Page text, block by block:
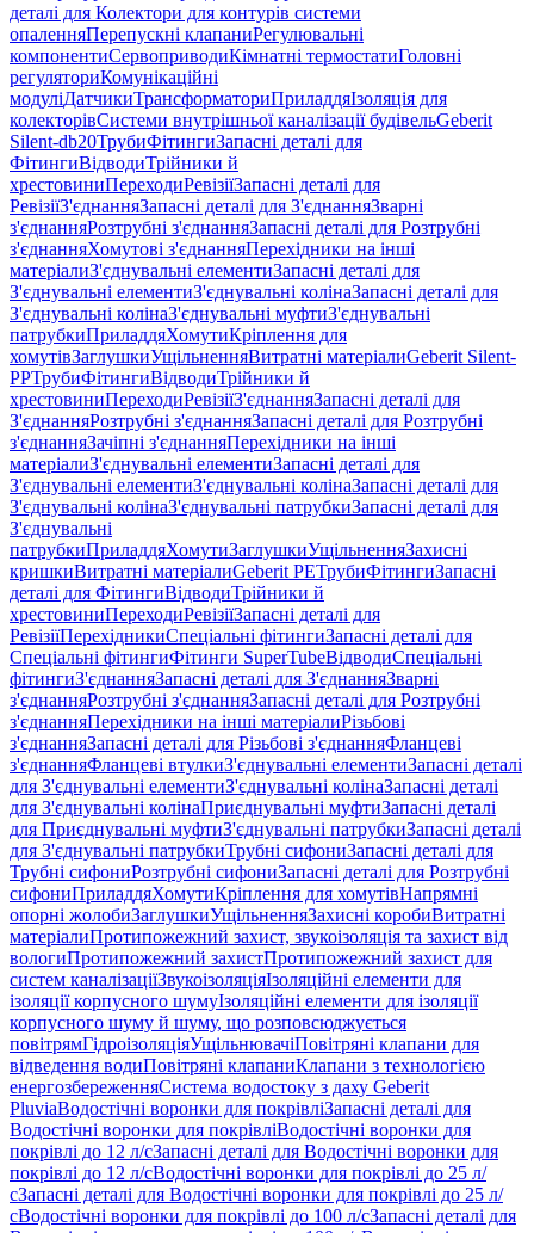
деталі для Колектори для контурів системи
опаленняПерепускні клапаниРегулювальні
компонентиСервоприводиКімнатні термостатиГоловні
регуляториКомунікаційні
модуліДатчикиТрансформаториПриладдяІзоляція для
колекторівСистеми внутрішньої каналізації будівельGeberit
Silent-db20ТрубиФітингиЗапасні деталі для
ФітингиВідводиТрійники й
хрестовиниПереходиРевізіїЗапасні деталі для
РевізіїЗ'єднанняЗапасні деталі для З'єднанняЗварні
з'єднанняРозтрубні з'єднанняЗапасні деталі для Розтрубні
з'єднанняХомутові з'єднанняПерехідники на інші
матеріалиЗ'єднувальні елементиЗапасні деталі для
З'єднувальні елементиЗ'єднувальні колінаЗапасні деталі для
З'єднувальні колінаЗ'єднувальні муфтиЗ'єднувальні
патрубкиПриладдяХомутиКріплення для
хомутівЗаглушкиУщільненняВитратні матеріалиGeberit Silent-
PPТрубиФітингиВідводиТрійники й
хрестовиниПереходиРевізіїЗ'єднанняЗапасні деталі для
З'єднанняРозтрубні з'єднанняЗапасні деталі для Розтрубні
з'єднанняЗачіпні з'єднанняПерехідники на інші
матеріалиЗ'єднувальні елементиЗапасні деталі для
З'єднувальні елементиЗ'єднувальні колінаЗапасні деталі для
З'єднувальні колінаЗ'єднувальні патрубкиЗапасні деталі для
З'єднувальні
патрубкиПриладдяХомутиЗаглушкиУщільненняЗахисні
кришкиВитратні матеріалиGeberit PEТрубиФітингиЗапасні
деталі для ФітингиВідводиТрійники й
хрестовиниПереходиРевізіїЗапасні деталі для
РевізіїПерехідникиСпеціальні фітингиЗапасні деталі для
Спеціальні фітингиФітинги SuperTubeВідводиСпеціальні
фітингиЗ'єднанняЗапасні деталі для З'єднанняЗварні
з'єднанняРозтрубні з'єднанняЗапасні деталі для Розтрубні
з'єднанняПерехідники на інші матеріалиРізьбові
з'єднанняЗапасні деталі для Різьбові з'єднанняФланцеві
з'єднанняФланцеві втулкиЗ'єднувальні елементиЗапасні деталі
для З'єднувальні елементиЗ'єднувальні колінаЗапасні деталі
для З'єднувальні колінаПриєднувальні муфтиЗапасні деталі
для Приєднувальні муфтиЗ'єднувальні патрубкиЗапасні деталі
для З'єднувальні патрубкиТрубні сифониЗапасні деталі для
Трубні сифониРозтрубні сифониЗапасні деталі для Розтрубні
сифониПриладдяХомутиКріплення для хомутівНапрямні
опорні жолобиЗаглушкиУщільненняЗахисні коробиВитратні
матеріалиПротипожежний захист, звукоізоляція та захист від
вологиПротипожежний захистПротипожежний захист для
систем каналізаціїЗвукоізоляціяІзоляційні елементи для
ізоляції корпусного шумуІзоляційні елементи для ізоляції
корпусного шуму й шуму, що розповсюджується
повітрямГідроізоляціяУщільнювачіПовітряні клапани для
відведення водиПовітряні клапаниКлапани з технологією
енергозбереженняСистема водостоку з даху Geberit
PluviaВодостічні воронки для покрівліЗапасні деталі для
Водостічні воронки для покрівліВодостічні воронки для
покрівлі до 12 л/сЗапасні деталі для Водостічні воронки для
покрівлі до 12 л/сВодостічні воронки для покрівлі до 25 л/
сЗапасні деталі для Водостічні воронки для покрівлі до 25 л/
сВодостічні воронки для покрівлі до 100 л/сЗапасні деталі для